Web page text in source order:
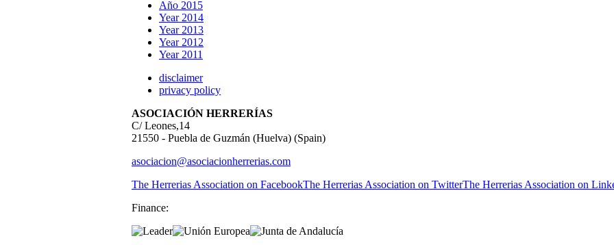
Año 2015
Year 2014
Year 2013
Year 2012
Year 2011
disclaimer
privacy policy
ASOCIACIÓN HERRERÍAS
C/ Leones,14
21550 - Puebla de Guzmán (Huelva) (Spain)
asociacion@asociacionherrerias.com
The Herrerias Association on FacebookThe Herrerias Association on TwitterThe Herrerias Association on
Finance: